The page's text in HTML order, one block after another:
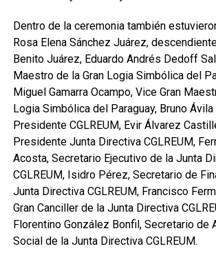
Dentro de la ceremonia también
Rosa Elena Sánchez Juárez,
Benito Juárez, Eduardo Andrés Dedoff
Maestro de la Gran Logia Simbólica del
Miguel Gamarra Ocampo, Vice Gran
Logia Simbólica del Paraguay, Bruno Ávila
Presidente CGLREUM, Evir Álvarez
Presidente Junta Directiva CGLREUM,
Acosta, Secretario Ejecutivo de la Junta
CGLREUM, Isidro Pérez, Secretario de
Junta Directiva CGLREUM, Francisco
Gran Canciller de la Junta Directiva
Florentino González Bonfil, Secretario de
Social de la Junta Directiva CGLREUM.